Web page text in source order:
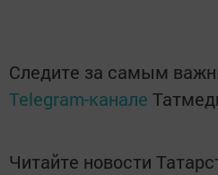
Следите за самым
Telegram-канале
Читайте новости